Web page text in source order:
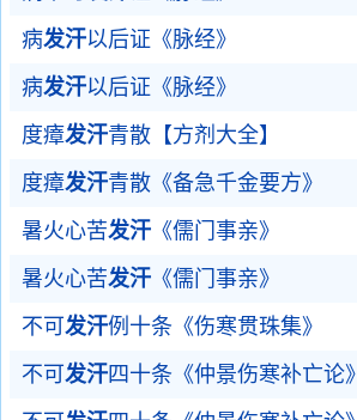
病发汗以后证《脉经》
病发汗以后证《脉经》
度瘴发汗青散【方剂大全】
度瘴发汗青散《备急千金要方》
暑火心苦发汗 《儒门事亲》
暑火心苦发汗 《儒门事亲》
不可 发汗例十条《伤寒贯珠集》
不可 发汗四十条《仲景伤寒补亡论》